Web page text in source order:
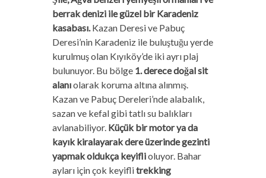
berrak denizi ile güzel bir Karadeniz
kasabası.Kazan Deresi ve Pabuç
Deresi’nin Karadeniz ile buluştuğu yerde
kurulmuş olan Kıyıköy’de iki ayrı plaj
bulunuyor. Bu bölge1. derece doğal sit
alanıolarak koruma altına alınmış.
Kazan ve Pabuç Dereleri’nde alabalık,
sazan ve kefal gibi tatlı su balıkları
avlanabiliyor. Küçük bir motor ya da
kayık kiralayarak dere üzerinde gezinti
yapmak oldukça keyiflioluyor. Bahar
ayları için çok keyiflitrekking